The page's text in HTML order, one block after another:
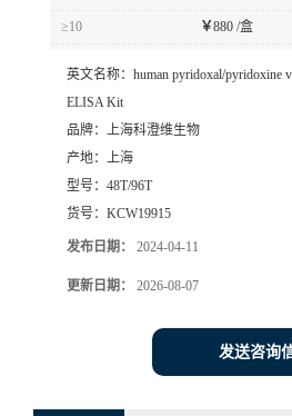
≥10 ￥880 /盒
英文名称： human pyridoxal/pyridoxine
ELISA Kit
品牌：
上海科澄维生物
产地：
上海
型号： 48T/96T
货号： KCW19915
发布日期： 2024-04-11
更新日期： 2026-08-07
发送咨询